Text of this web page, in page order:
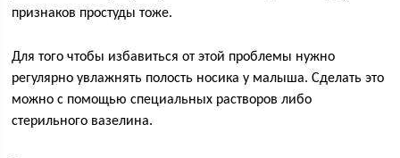
признаков простуды тоже.
Для того чтобы избавиться от этой проблемы нужно
регулярно увлажнять полость носика у малыша. Сделать это
можно с помощью специальных растворов либо
стерильного вазелина.